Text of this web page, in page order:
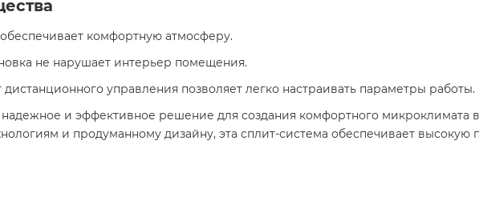
комфортную атмосферу.
не нарушает интерьер помещения.
дистанционного управления позволяет легко настраивать параметры работы.
надежное и эффективное решение для создания комфортного микроклимата
и продуманному дизайну, эта сплит-система обеспечивает высокую